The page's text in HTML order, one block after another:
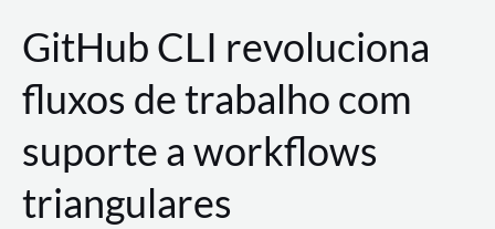
GitHub CLI revoluciona
fluxos de trabalho com
suporte a workflows
triangulares